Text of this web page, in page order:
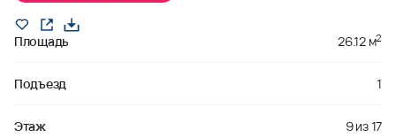
Площадь 26.12 м2
Подъезд 1
Этаж 9из17